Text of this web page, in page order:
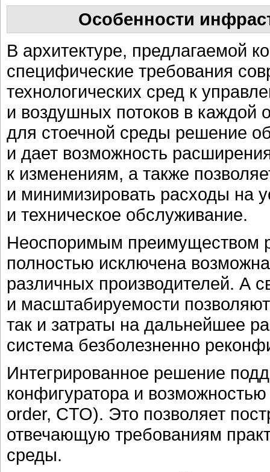
Особенности
В архитектуре, предлагаемой
специфические требования
технологических сред к
и воздушных потоков в каждой
для стоечной среды решение
и дает возможность
к изменениям, а также
и минимизировать расходы на
и техническое обслуживание.
Неоспоримым преимуществом
полностью исключена
различных производителей. А
и масштабируемости
так и затраты на дальнейшее
система безболезненно
Интегрированное решение
конфигуратора и
order, CTO). Это позволяет
отвечающую требованиям
среды.